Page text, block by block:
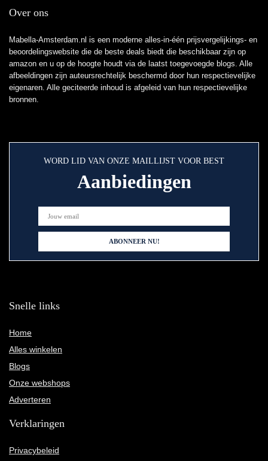
Over ons
Mabella-Amsterdam.nl is een moderne alles-in-één prijsvergelijkings- en
beoordelingswebsite die de beste deals biedt die beschikbaar zijn op
amazon en u op de hoogte houdt via de laatst toegevoegde blogs. Alle
afbeeldingen zijn auteursrechtelijk beschermd door hun respectievelijke
eigenaren. Alle geciteerde inhoud is afgeleid van hun respectievelijke
bronnen.
WORD LID VAN ONZE MAILLIJST VOOR BEST
Aanbiedingen
Snelle links
Home
Alles winkelen
Blogs
Onze webshops
Adverteren
Verklaringen
Privacybeleid